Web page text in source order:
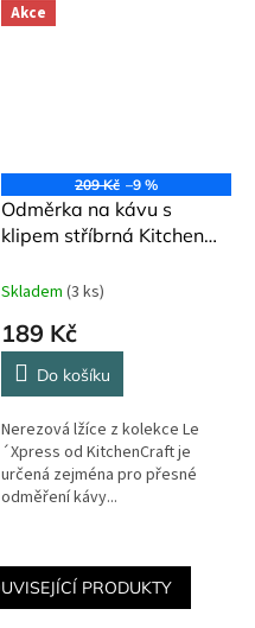
Akce
209 Kč –9 %
Odměrka na kávu s
klipem stříbrná Kitchen
Skladem (3 ks)
189 Kč
Do košíku
Nerezová lžíce z kolekce Le
´Xpress od KitchenCraft je
určená zejména pro přesné
odměření kávy...
PRODUKTY